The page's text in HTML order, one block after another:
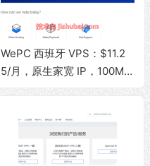
WePC 西班牙 VPS：$11.2
5/月，原生家宽 IP，100Mb